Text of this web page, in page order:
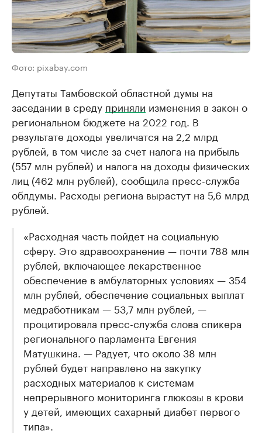
Фото: pixabay.com
Депутаты Тамбовской областной думы на
заседании в среду приняли изменения в закон о
региональном бюджете на 2022 год. В
результате доходы увеличатся на 2,2 млрд
рублей, в том числе за счет налога на прибыль
(557 млн рублей) и налога на доходы физических
лиц (462 млн рублей), сообщила пресс-служба
облдумы. Расходы региона вырастут на 5,6 млрд
рублей.
«Расходная часть пойдет на социальную
сферу. Это здравоохранение — почти 788 млн
рублей, включающее лекарственное
обеспечение в амбулаторных условиях — 354
млн рублей, обеспечение социальных выплат
медработникам — 53,7 млн рублей, —
процитировала пресс-служба слова спикера
регионального парламента Евгения
Матушкина. — Радует, что около 38 млн
рублей будет направлено на закупку
расходных материалов к системам
непрерывного мониторинга глюкозы в крови
у детей, имеющих сахарный диабет первого
типа».